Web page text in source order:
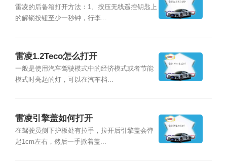
雷凌的后备箱打开方法：1、按压无线遥控钥匙上
的解锁按钮至少一秒钟，行李...
雷凌1.2Teco怎么打开
一般是使用汽车驾驶模式中的经济模式或者节能
模式时亮起的灯，可以在汽车档...
雷凌引擎盖如何打开
在驾驶员侧下护板处有拉手，拉开后引擎盖会弹
起1cm左右，然后一手掀着盖...